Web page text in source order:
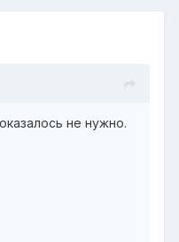
не нужно.